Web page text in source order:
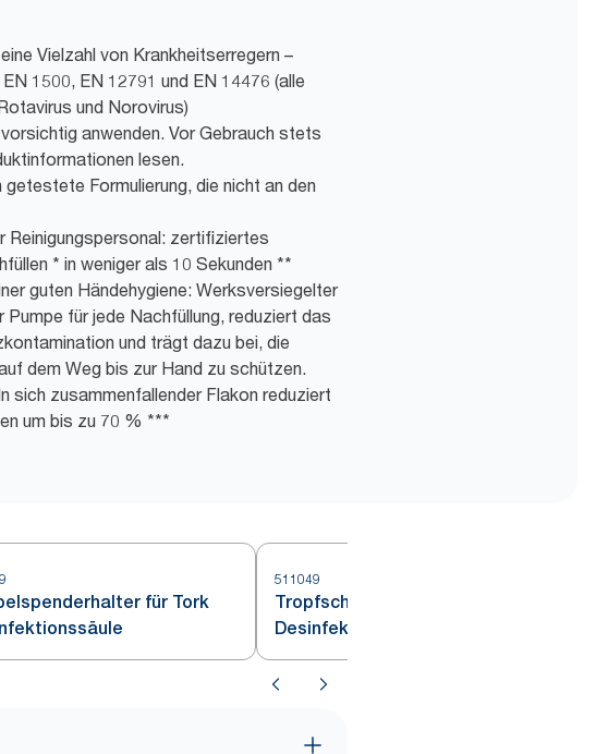
Vielzahl von Krankheitserregern –
1500, EN 12791 und EN 14476 (alle
und Norovirus)
anwenden. Vor Gebrauch stets
lesen.
Formulierung, die nicht an den
Reinigungspersonal: zertifiziertes
* in weniger als 10 Sekunden **
guten Händehygiene: Werksversiegelter
Pumpe für jede Nachfüllung, reduziert das
und trägt dazu bei, die
dem Weg bis zur Hand zu schützen.
sich zusammenfallender Flakon reduziert
um bis zu 70 % ***
für Tork
511049
Tropfschutz für Tork
Desinfektionssäule